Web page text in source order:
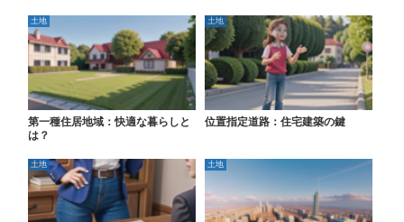
土地
第一種住居地域：快適な暮らしと
は？
土地
位置指定道路：住宅建築の鍵
土地 土地